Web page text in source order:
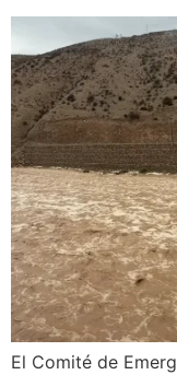
El Comité de